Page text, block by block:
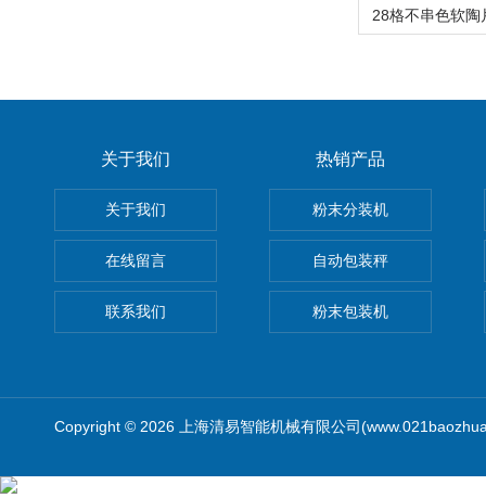
关于我们
关于我们
在线留言
联系我们
热销产品
粉末分装机
自动包装秤
粉末包装机
Copyright © 2026 上海清易智能机械有限公司